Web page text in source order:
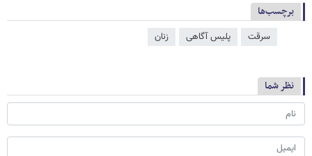
برچسب‌ها
سرقت پلیس آگاهی زنان
نظر شما